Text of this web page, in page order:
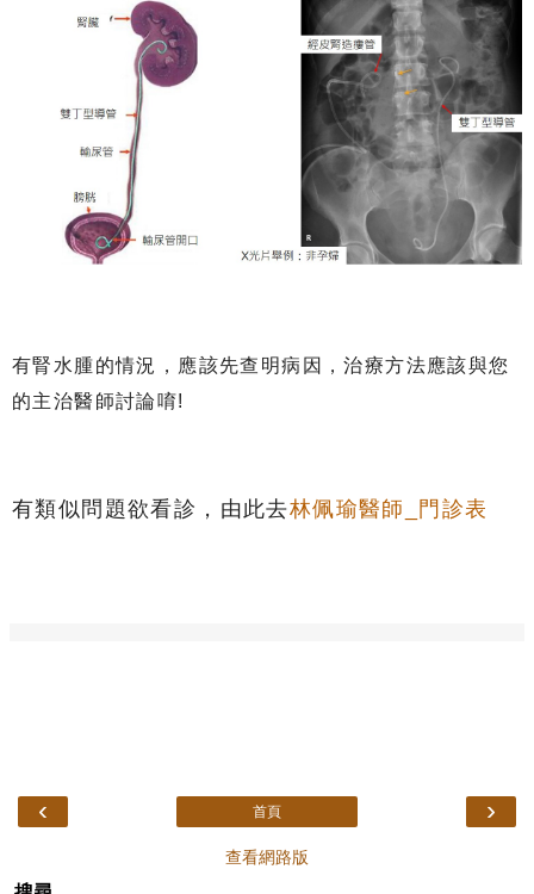
有腎水腫的情況，應該先查明病因，治療方法應該與您
的主治醫師討論唷!
有類似問題欲看診，由此去林佩瑜醫師_門診表
‹ ›
首頁
查看網路版